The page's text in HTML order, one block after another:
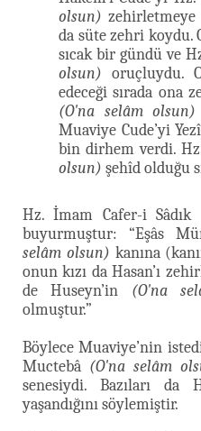
olsun)
da süte zehri koydu.
sıcak bir gündü ve
olsun) oruçluydu.
edeceği sırada ona
(O'na selâm olsun)
Muaviye Cude’yi
bin dirhem verdi.
olsun) şehîd olduğu
Hz. İmam Cafer-i Sâdık
buyurmuştur: “Eşâs
selâm olsun) kanına
onun kızı da Hasan’ı
de Huseyn’in (O'na
olmuştur.”
Böylece Muaviye’nin
Muctebâ (O'na selâm
senesiydi. Bazıları da
yaşandığını söylemiştir.